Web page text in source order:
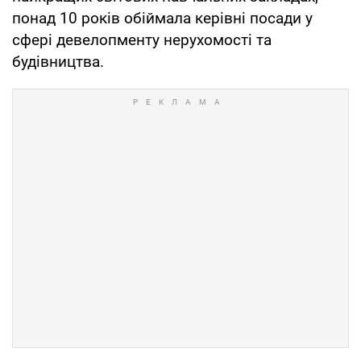
понад 10 років обіймала керівні посади у
сфері девелопменту нерухомості та
будівництва.